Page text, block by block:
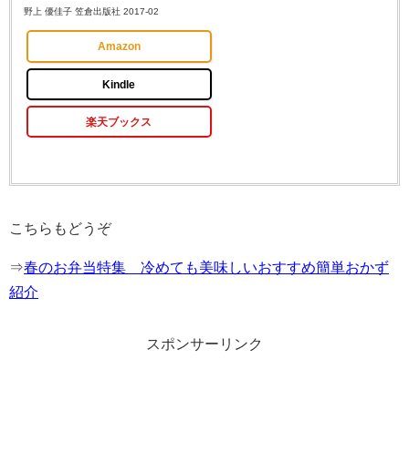
野上 優佳子 笠倉出版社 2017-02
Amazon
Kindle
楽天ブックス
こちらもどうぞ
⇒春のお弁当特集 冷めても美味しいおすすめ簡単おかず
紹介
スポンサーリンク